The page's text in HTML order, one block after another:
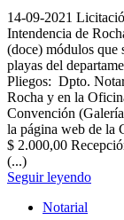
14-09-2021
Intendencia de
(doce) módulos que
playas del
Pliegos: Dpto.
Rocha y en la
Convención
la página web de la
$ 2.000,00
(...)
Seguir leyendo
Notarial